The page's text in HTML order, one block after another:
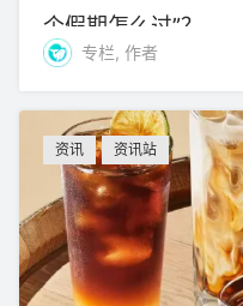
个假期怎么过”？
专栏, 作者
资讯 资讯站